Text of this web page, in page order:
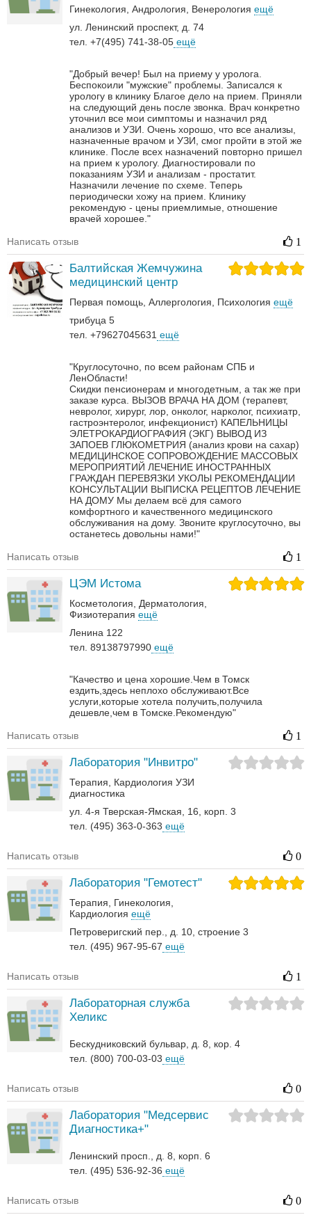
Гинекология Андрология‎ Венерология‎ ещё
ул. Ленинский проспект, д. 74
тел. +7(495) 741-38-05 ещё
"Добрый вечер! Был на приему у уролога.
Беспокоили "мужские" проблемы. Записался к
урологу в клинику Благое дело на прием. Приняли
на следующий день после звонка. Врач конкретно
уточнил все мои симптомы и назначил ряд
анализов и УЗИ. Очень хорошо, что все анализы,
назначенные врачом и УЗИ, смог пройти в этой же
клинике. После всех назначений повторно пришел
на прием к урологу. Диагностировали по
показаниям УЗИ и анализам - простатит.
Назначили лечение по схеме. Теперь
периодически хожу на прием. Клинику
рекомендую - цены приемлимые, отношение
врачей хорошее."
Написать отзыв 1
Балтийская Жемчужина
медицинский центр
Первая помощь Аллергология Психология ещё
трибуца 5
тел. +79627045631 ещё
"Круглосуточно, по всем районам СПБ и
ЛенОбласти!
Скидки пенсионерам и многодетным, а так же при
заказе курса.
ВЫЗОВ ВРАЧА НА ДОМ (терапевт,
невролог, хирург, лор, онколог, нарколог, психиатр,
гастроэнтеролог, инфекционист) КАПЕЛЬНИЦЫ
ЭЛЕТРОКАРДИОГРАФИЯ (ЭКГ) ВЫВОД ИЗ
ЗАПОЕВ ГЛЮКОМЕТРИЯ (анализ крови на сахар)
МЕДИЦИНСКОЕ СОПРОВОЖДЕНИЕ МАССОВЫХ
МЕРОПРИЯТИЙ ЛЕЧЕНИЕ ИНОСТРАННЫХ
ГРАЖДАН ПЕРЕВЯЗКИ УКОЛЫ РЕКОМЕНДАЦИИ
КОНСУЛЬТАЦИИ ВЫПИСКА РЕЦЕПТОВ ЛЕЧЕНИЕ
НА ДОМУ Мы делаем всё для самого
комфортного и качественного медицинского
обслуживания на дому. Звоните круглосуточно, вы
останетесь довольны нами!"
Написать отзыв 1
ЦЭМ Истома
Косметология
Дерматология‎
Физиотерапия ещё
Ленина 122
тел. 89138797990 ещё
"Качество и цена хорошие.Чем в Томск
ездить,здесь неплохо обслуживают.Все
услуги,которые хотела получить,получила
дешевле,чем в Томске.Рекомендую"
Написать отзыв 1
Лаборатория "Инвитро"
Терапия Кардиология УЗИ
диагностика
ул. 4-я Тверская-Ямская, 16, корп. 3
тел. (495) 363-0-363 ещё
Написать отзыв 0
Лаборатория "Гемотест"
Терапия
Гинекология
Кардиология ещё
Петроверигский пер., д. 10, строение 3
тел. (495) 967-95-67 ещё
Написать отзыв 1
Лабораторная служба
Хеликс
Бескудниковский бульвар, д. 8, кор. 4
тел. (800) 700-03-03 ещё
Написать отзыв 0
Лаборатория "Медсервис
Диагностика+"
Ленинский просп., д. 8, корп. 6
тел. (495) 536-92-36 ещё
Написать отзыв 0